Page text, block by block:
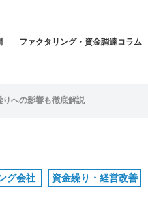
ファクタリング・資金調達コラム
への影響も徹底解説
グ会社 資金繰り・経営改善